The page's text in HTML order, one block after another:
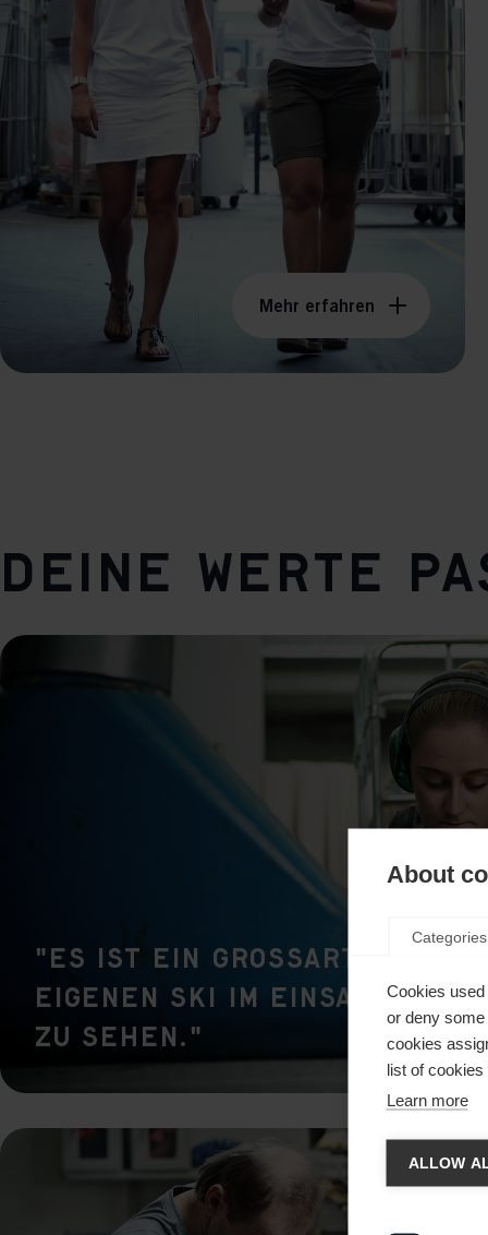
Mehr erfahren
Deine Werte
"Es ist ein grossartiges
eigenen Ski im Einsatz bei
zu sehen."
About
Categories
Cookies
or deny
cookies
list of cookies
Learn more
ALLOW